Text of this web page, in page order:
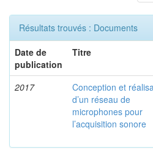
Résultats trouvés : Documents
Date de
publication
Titre
2017
Conception et
d’un réseau de
microphones pour
l’acquisition sonore